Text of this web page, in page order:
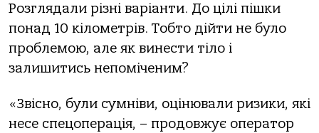
Розглядали різні варіанти. До цілі пішки
понад 10 кілометрів. Тобто дійти не було
проблемою, але як винести тіло і
залишитись непоміченим?
«Звісно, були сумніви, оцінювали ризики, які
несе спецоперація, – продовжує оператор